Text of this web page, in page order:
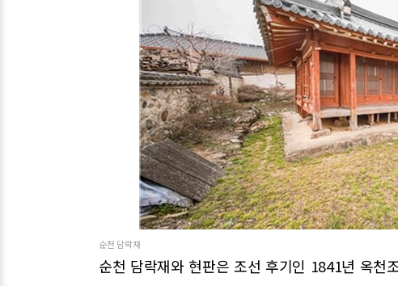
순천 담락재
순천 담락재와 현판은 조선 후기인 1841년 옥천